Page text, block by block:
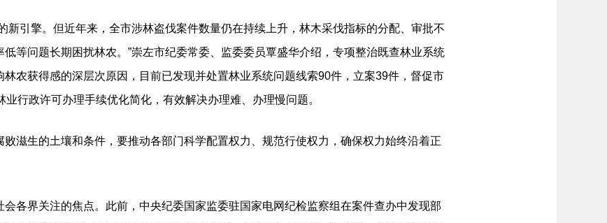
引擎。但近年来，全市涉林盗伐案件数量仍在持续上升，林木采伐指标的分配、审批不
等问题长期困扰林农。”崇左市纪委常委、监委委员覃盛华介绍，专项整治既查林业系统
农获得感的深层次原因，目前已发现并处置林业系统问题线索90件，立案39件，督促市
行政许可办理手续优化简化，有效解决办理难、办理慢问题。
生的土壤和条件，要推动各部门科学配置权力、规范行使权力，确保权力始终沿着正
界关注的焦点。此前，中央纪委国家监委驻国家电网纪检监察组在案件查办中发现部